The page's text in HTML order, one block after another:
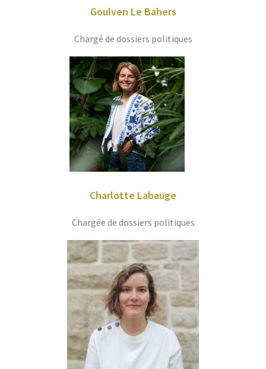
Goulven Le Bahers
Chargé de dossiers politiques
Charlotte Labauge
Chargée de dossiers politiques